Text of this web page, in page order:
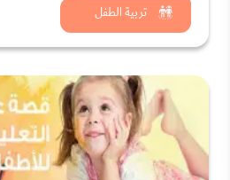
تربية الطفل
شاهد الان